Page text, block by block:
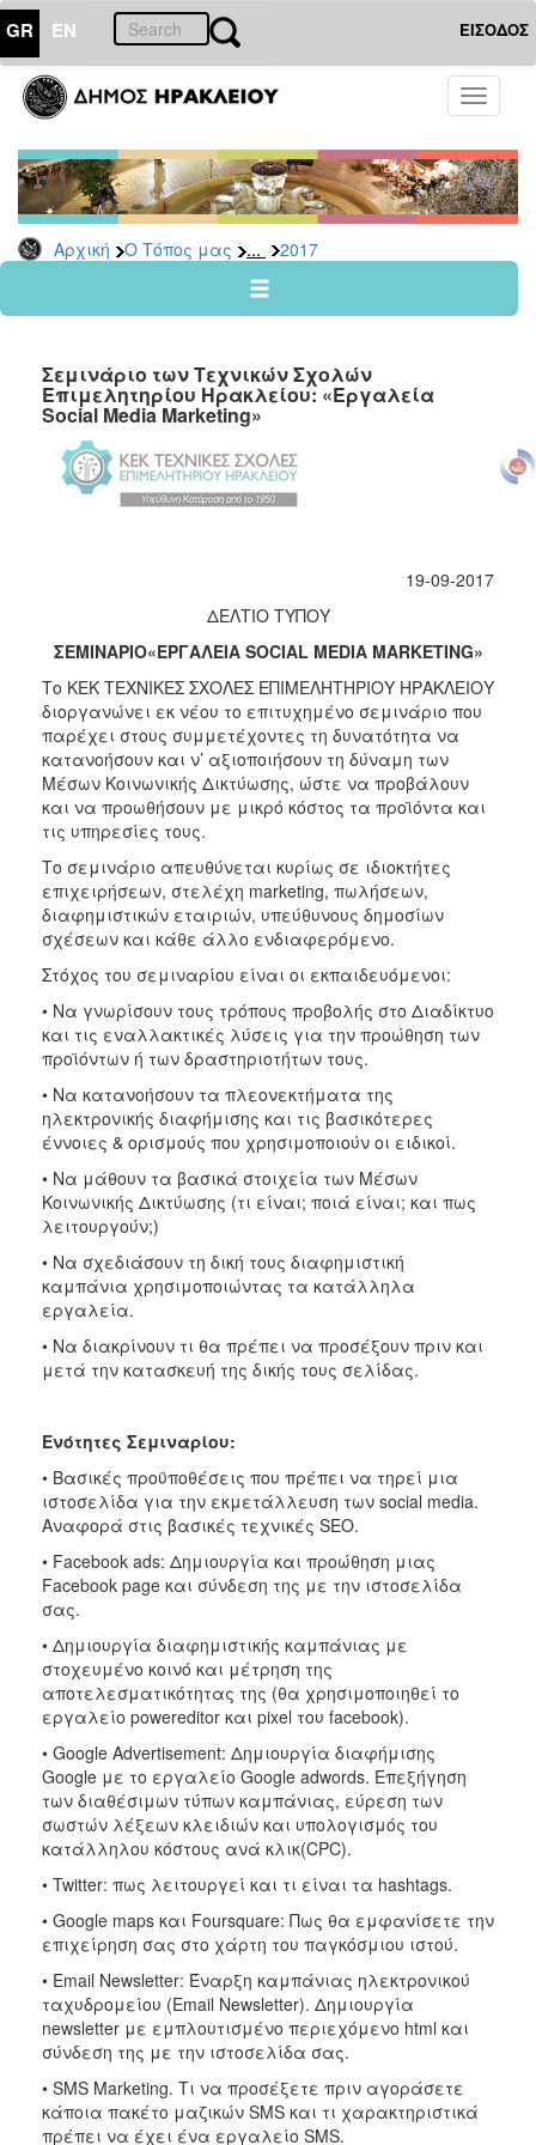
GR EN ΕΙΣΟΔΟΣ
Toggle
Αρχική Ο Τόπος μας ... 2017
ΤΟΠΟΣ
ΜΑΣ
Ανακοινώσεις
Αρχείο
2026
2024
2022
2021
2020
2019
2015
2012
2011
ΔΗΜΟΣ
ΠΟΛΙΤΙΣΜΟΣ
ΑΝΘΕΚΤΙΚΗ
ΠΟΛΗ
Σεμινάριο των Τεχνικών Σχολών
Επιμελητηρίου Ηρακλείου: «Εργαλεία
Social Media Marketing»
19-09-2017
ΔΕΛΤΙΟ ΤΥΠΟΥ
ΣΕΜΙΝΑΡΙΟ«ΕΡΓΑΛΕΙΑ SOCIAL MEDIA MARKETING»
Το ΚΕΚ ΤΕΧΝΙΚΕΣ ΣΧΟΛΕΣ ΕΠΙΜΕΛΗΤΗΡΙΟΥ ΗΡΑΚΛΕΙΟΥ
διοργανώνει εκ νέου το επιτυχημένο σεμινάριο που
παρέχει στους συμμετέχοντες τη δυνατότητα να
κατανοήσουν και ν’ αξιοποιήσουν τη δύναμη των
Μέσων Κοινωνικής Δικτύωσης, ώστε να προβάλουν
και να προωθήσουν με μικρό κόστος τα προϊόντα και
τις υπηρεσίες τους.
Το σεμινάριο απευθύνεται κυρίως σε ιδιοκτήτες
επιχειρήσεων, στελέχη marketing, πωλήσεων,
διαφημιστικών εταιριών, υπεύθυνους δημοσίων
σχέσεων και κάθε άλλο ενδιαφερόμενο.
Στόχος του σεμιναρίου είναι οι εκπαιδευόμενοι:
• Να γνωρίσουν τους τρόπους προβολής στο Διαδίκτυο
και τις εναλλακτικές λύσεις για την προώθηση των
προϊόντων ή των δραστηριοτήτων τους.
• Να κατανοήσουν τα πλεονεκτήματα της
ηλεκτρονικής διαφήμισης και τις βασικότερες
έννοιες & ορισμούς που χρησιμοποιούν οι ειδικοί.
• Να μάθουν τα βασικά στοιχεία των Μέσων
Κοινωνικής Δικτύωσης (τι είναι; ποιά είναι; και πως
λειτουργούν;)
• Να σχεδιάσουν τη δική τους διαφημιστική
καμπάνια χρησιμοποιώντας τα κατάλληλα
εργαλεία.
• Να διακρίνουν τι θα πρέπει να προσέξουν πριν και
μετά την κατασκευή της δικής τους σελίδας.
Ενότητες Σεμιναρίου:
• Βασικές προϋποθέσεις που πρέπει να τηρεί μια
ιστοσελίδα για την εκμετάλλευση των social media.
Αναφορά στις βασικές τεχνικές SEO.
• Facebook ads: Δημιουργία και προώθηση μιας
Facebook page και σύνδεση της με την ιστοσελίδα
σας.
• Δημιουργία διαφημιστικής καμπάνιας με
στοχευμένο κοινό και μέτρηση της
αποτελεσματικότητας της (θα χρησιμοποιηθεί το
εργαλείο powereditor και pixel του facebook).
• Google Advertisement: Δημιουργία διαφήμισης
Google με το εργαλείο Google adwords. Επεξήγηση
των διαθέσιμων τύπων καμπάνιας, εύρεση των
σωστών λέξεων κλειδιών και υπολογισμός του
κατάλληλου κόστους ανά κλικ(CPC).
• Twitter: πως λειτουργεί και τι είναι τα hashtags.
• Google maps και Foursquare: Πως θα εμφανίσετε την
επιχείρηση σας στο χάρτη του παγκόσμιου ιστού.
• Email Newsletter: Έναρξη καμπάνιας ηλεκτρονικού
ταχυδρομείου (Email Newsletter). Δημιουργία
newsletter με εμπλουτισμένο περιεχόμενο html και
σύνδεση της με την ιστοσελίδα σας.
• SMS Marketing. Τι να προσέξετε πριν αγοράσετε
κάποια πακέτο μαζικών SMS και τι χαρακτηριστικά
πρέπει να έχει ένα εργαλείο SMS.